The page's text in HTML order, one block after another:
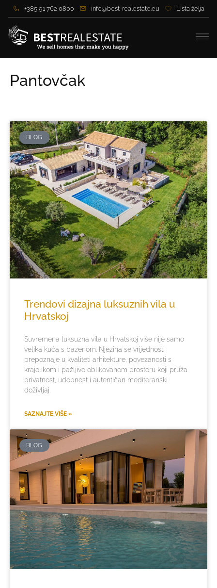
+385 91 762 0800 info@best-realestate.eu Lista želja
Pantovčak
BLOG
Trendovi dizajna luksuznih vila u
Hrvatskoj
Suvremena luksuzna vila u Hrvatskoj više nije samo
velika kuća s bazenom. Njezina se vrijednost
prepoznaje u kvaliteti arhitekture, povezanosti s
krajolikom i pažljivo oblikovanom prostoru koji pruža
privatnost, udobnost i autentičan mediteranski
doživljaj.
SAZNAJTE VIŠE »
BLOG